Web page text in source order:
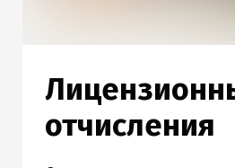
отчисления